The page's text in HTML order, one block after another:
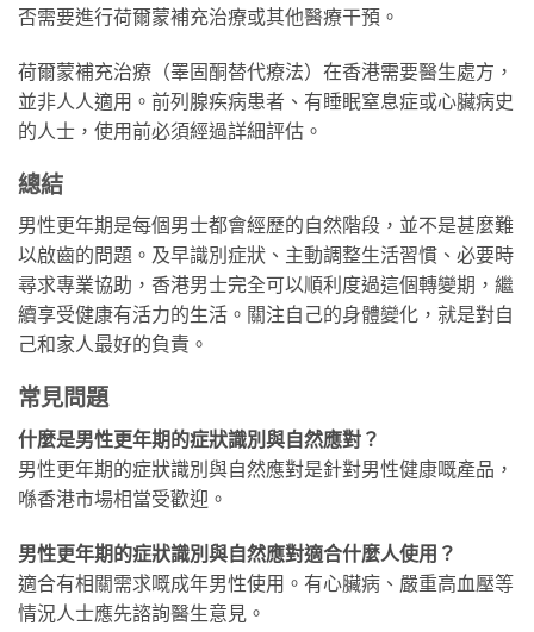
否需要進行荷爾蒙補充治療或其他醫療干預。
荷爾蒙補充治療（睪固酮替代療法）在香港需要醫生處方，
並非人人適用。前列腺疾病患者、有睡眠窒息症或心臟病史
的人士，使用前必須經過詳細評估。
總結
男性更年期是每個男士都會經歷的自然階段，並不是甚麼難
以啟齒的問題。及早識別症狀、主動調整生活習慣、必要時
尋求專業協助，香港男士完全可以順利度過這個轉變期，繼
續享受健康有活力的生活。關注自己的身體變化，就是對自
己和家人最好的負責。
常見問題
什麼是男性更年期的症狀識別與自然應對？
男性更年期的症狀識別與自然應對是針對男性健康嘅產品，
喺香港市場相當受歡迎。
男性更年期的症狀識別與自然應對適合什麼人使用？
適合有相關需求嘅成年男性使用。有心臟病、嚴重高血壓等
情況人士應先諮詢醫生意見。